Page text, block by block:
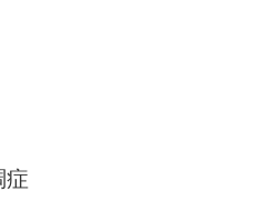
症